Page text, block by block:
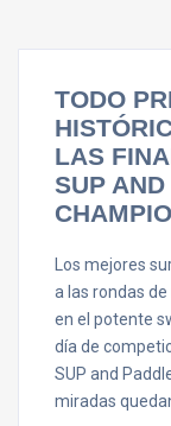
TODO
LAS
SUP
Los mejores
a las rondas
en el potente
día de
SUP and
miradas